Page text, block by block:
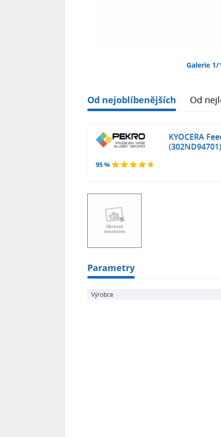
Galerie 1/
Od nejoblíbenějších Od
95 %
KYOCERA
(302ND94701)
Parametry
Výrobce